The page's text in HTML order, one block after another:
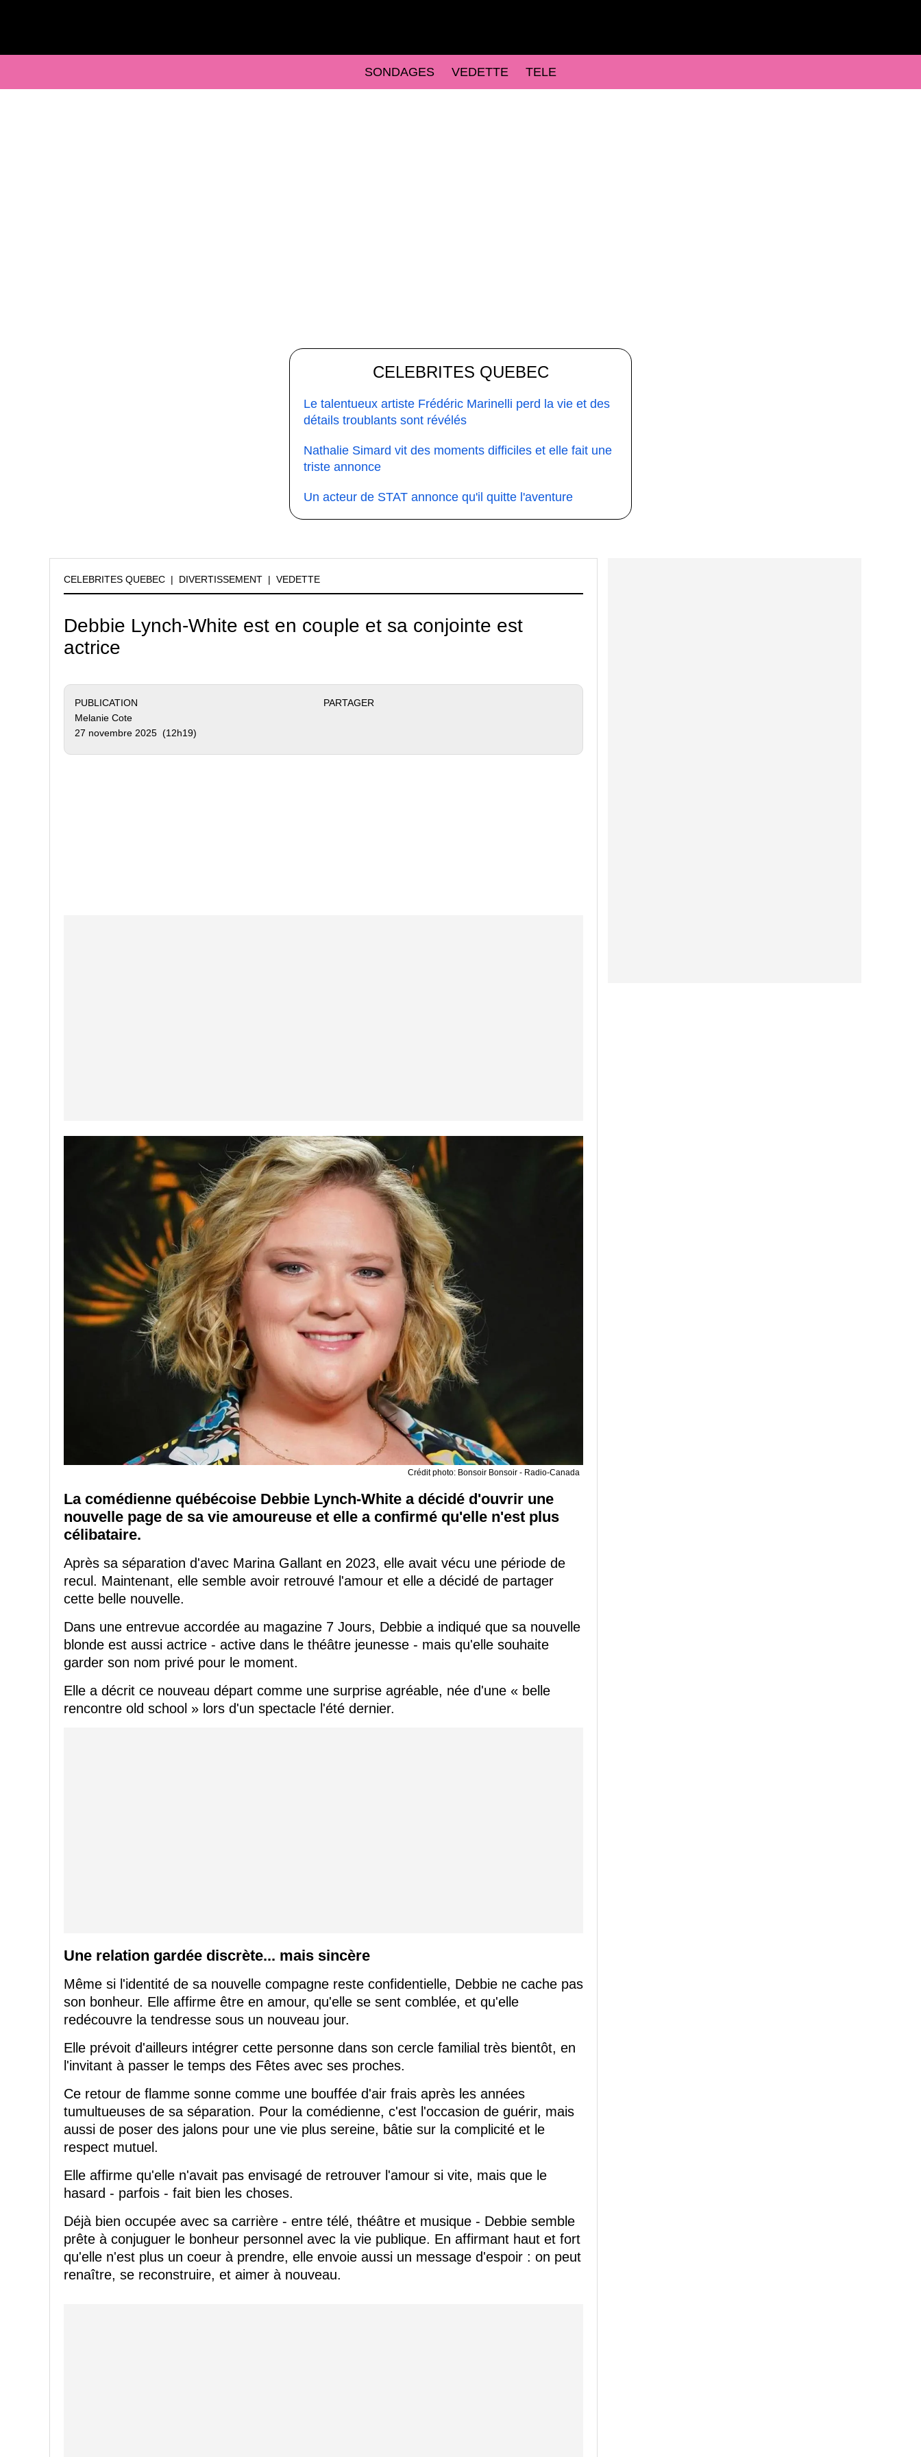
SONDAGES VEDETTE TELE
CELEBRITES QUEBEC
Le talentueux artiste Frédéric Marinelli perd la vie et des
détails troublants sont révélés
Nathalie Simard vit des moments difficiles et elle fait une
triste annonce
Un acteur de STAT annonce qu'il quitte l'aventure
CELEBRITES QUEBEC | DIVERTISSEMENT | VEDETTE
Debbie Lynch-White est en couple et sa conjointe est
actrice
PUBLICATION
Melanie Cote
27 novembre 2025 (12h19)
PARTAGER
Crédit photo: Bonsoir Bonsoir - Radio-Canada
La comédienne québécoise Debbie Lynch-White a décidé d'ouvrir une
nouvelle page de sa vie amoureuse et elle a confirmé qu'elle n'est plus
célibataire.
Après sa séparation d'avec Marina Gallant en 2023, elle avait vécu une période de
recul. Maintenant, elle semble avoir retrouvé l'amour et elle a décidé de partager
cette belle nouvelle.
Dans une entrevue accordée au magazine 7 Jours, Debbie a indiqué que sa nouvelle
blonde est aussi actrice - active dans le théâtre jeunesse - mais qu'elle souhaite
garder son nom privé pour le moment.
Elle a décrit ce nouveau départ comme une surprise agréable, née d'une « belle
rencontre old school » lors d'un spectacle l'été dernier.
Une relation gardée discrète... mais sincère
Même si l'identité de sa nouvelle compagne reste confidentielle, Debbie ne cache pas
son bonheur. Elle affirme être en amour, qu'elle se sent comblée, et qu'elle
redécouvre la tendresse sous un nouveau jour.
Elle prévoit d'ailleurs intégrer cette personne dans son cercle familial très bientôt, en
l'invitant à passer le temps des Fêtes avec ses proches.
Ce retour de flamme sonne comme une bouffée d'air frais après les années
tumultueuses de sa séparation. Pour la comédienne, c'est l'occasion de guérir, mais
aussi de poser des jalons pour une vie plus sereine, bâtie sur la complicité et le
respect mutuel.
Elle affirme qu'elle n'avait pas envisagé de retrouver l'amour si vite, mais que le
hasard - parfois - fait bien les choses.
Déjà bien occupée avec sa carrière - entre télé, théâtre et musique - Debbie semble
prête à conjuguer le bonheur personnel avec la vie publique. En affirmant haut et fort
qu'elle n'est plus un coeur à prendre, elle envoie aussi un message d'espoir : on peut
renaître, se reconstruire, et aimer à nouveau.